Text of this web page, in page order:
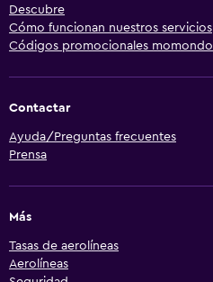
Descubre
Cómo funcionan nuestros servicios
Códigos promocionales momondo
Contactar
Ayuda/Preguntas frecuentes
Prensa
Más
Tasas de aerolíneas
Aerolíneas